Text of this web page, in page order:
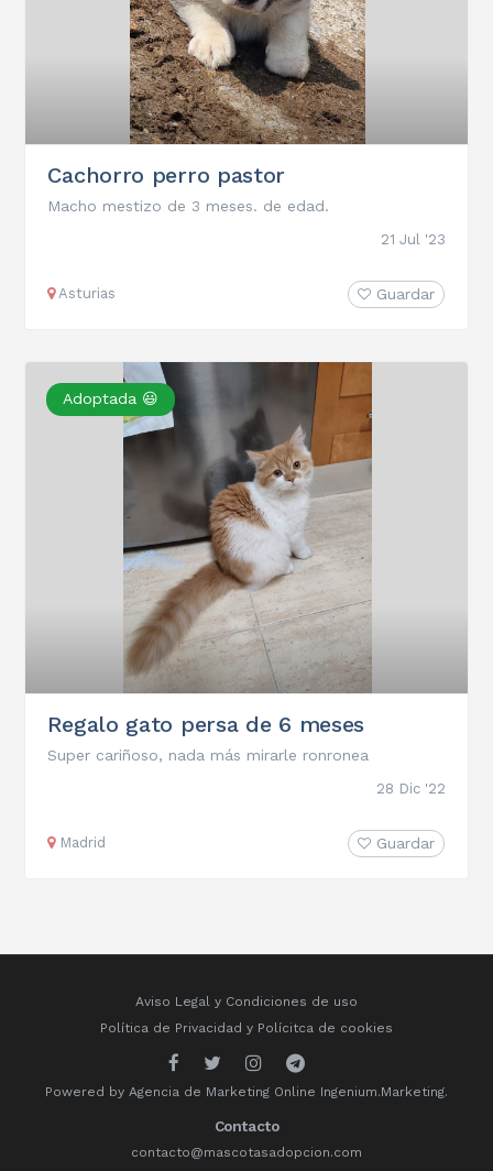
Cachorro perro pastor
Macho mestizo de 3 meses. de edad.
21 Jul '23
Asturias Guardar
Adoptada 😃
Regalo gato persa de 6 meses
Super cariñoso, nada más mirarle ronronea
28 Dic '22
Madrid Guardar
Aviso Legal y Condiciones de uso
Política de Privacidad y Polícitca de cookies
Powered by Agencia de Marketing Online Ingenium.Marketing.
Contacto
contacto@mascotasadopcion.com